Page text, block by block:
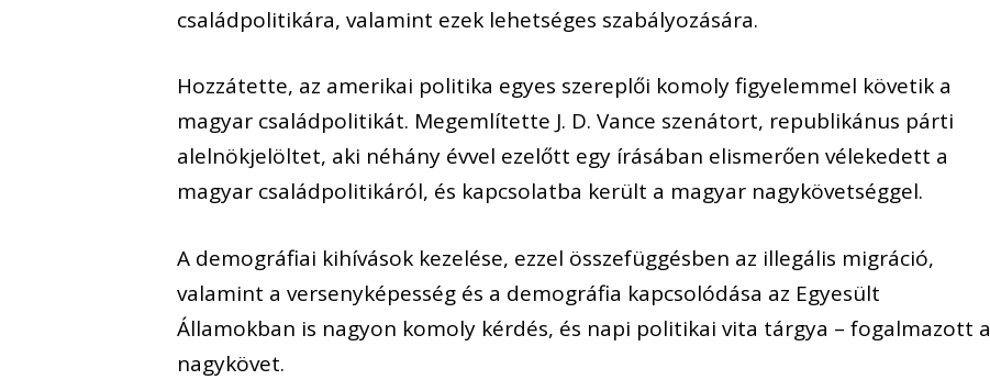
családpolitikára, valamint ezek lehetséges szabályozására.
Hozzátette, az amerikai politika egyes szereplői komoly figyelemmel követik a
magyar családpolitikát. Megemlítette J. D. Vance szenátort, republikánus párti
alelnökjelöltet, aki néhány évvel ezelőtt egy írásában elismerően vélekedett a
magyar családpolitikáról, és kapcsolatba került a magyar nagykövetséggel.
A demográfiai kihívások kezelése, ezzel összefüggésben az illegális migráció,
valamint a versenyképesség és a demográfia kapcsolódása az Egyesült
Államokban is nagyon komoly kérdés, és napi politikai vita tárgya – fogalmazott a
nagykövet.